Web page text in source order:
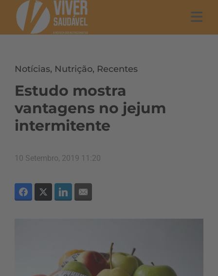
Notícias, Nutrição, Recentes
Estudo mostra
vantagens no jejum
intermitente
10 Setembro, 2019 11:20